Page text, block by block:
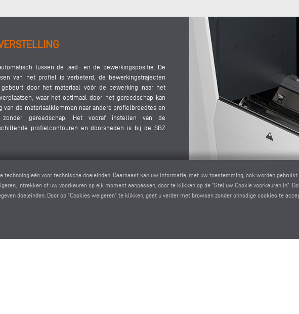
tussen de laad- en de bewerkingspositie. De
van het profiel is verbeterd, de bewerkingstrajecten
door het materiaal vóór de bewerking naar het
waar het optimaal door het gereedschap kan
van de materiaalklemmen naar andere profielbreedtes en
gereedschap. Het vooraf instellen van de
profielcontouren en doorsneden is bij de SBZ
technologieën voor technische doeleinden. Daarnaast kan uw informatie, met uw toestemming, ook worden
intrekken of uw voorkeuren op elk moment aanpassen, door te klikken op de "Stel uw Cookie voorkeuren in".
doeleinden. Door op "Cookies weigeren" te klikken, gaat u verder met browsen zonder onnodige cookies te